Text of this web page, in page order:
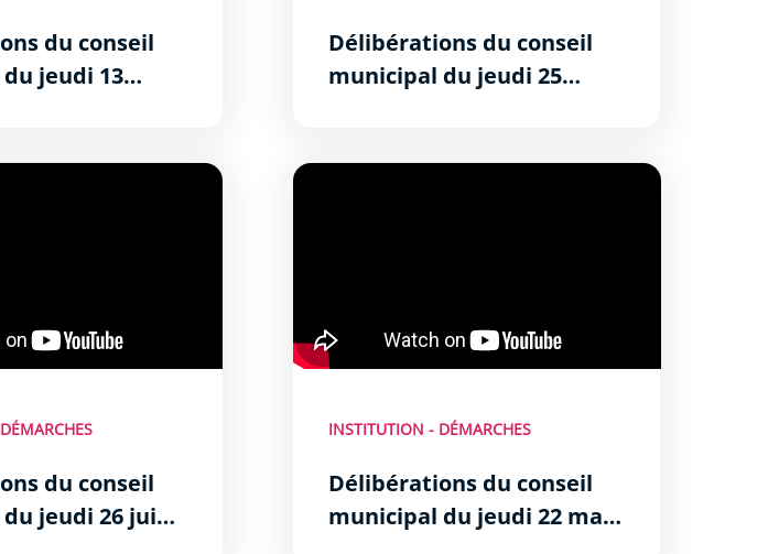
du conseil
jeudi 13
Délibérations du conseil
municipal du jeudi 25
du conseil
jeudi 26 juin
INSTITUTION - DÉMARCHES
Délibérations du conseil
municipal du jeudi 22 mai